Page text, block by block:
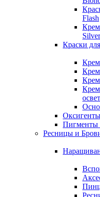
Flash
Silver
Краски
Пигменты
Ресницы и